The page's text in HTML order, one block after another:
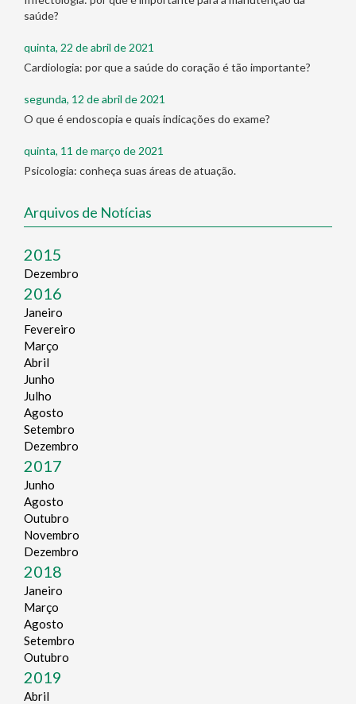
saúde?
quinta, 22 de abril de 2021
Cardiologia: por que a saúde do coração é tão importante?
segunda, 12 de abril de 2021
O que é endoscopia e quais indicações do exame?
quinta, 11 de março de 2021
Psicologia: conheça suas áreas de atuação.
Arquivos de Notícias
2015
Dezembro
2016
Janeiro
Fevereiro
Março
Abril
Junho
Julho
Agosto
Setembro
Dezembro
2017
Junho
Agosto
Outubro
Novembro
Dezembro
2018
Janeiro
Março
Agosto
Setembro
Outubro
2019
Abril